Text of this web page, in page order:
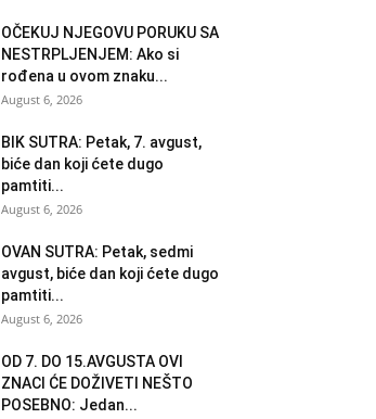
OČEKUJ NJEGOVU PORUKU SA
NESTRPLJENJEM: Ako si
rođena u ovom znaku...
August 6, 2026
BIK SUTRA: Petak, 7. avgust,
biće dan koji ćete dugo
pamtiti...
August 6, 2026
OVAN SUTRA: Petak, sedmi
avgust, biće dan koji ćete dugo
pamtiti...
August 6, 2026
OD 7. DO 15.AVGUSTA OVI
ZNACI ĆE DOŽIVETI NEŠTO
POSEBNO: Jedan...